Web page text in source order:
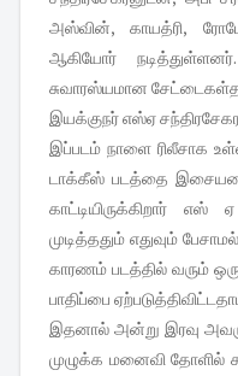
அஸ்வின், காயத்ரி,
ஆகியோர்
சுவாரஸ்யமான
இயக்குநர் எஸ்ஏ
இப்படம் நாளை ரிலீசாக
டாக்கீஸ் படத்தை
காட்டியிருக்கிறார்
முடித்ததும் எதுவும்
காரணம் படத்தில் வரும்
பாதிப்பை
இதனால் அன்று இரவு
முழுக்க மனைவி தோளில்